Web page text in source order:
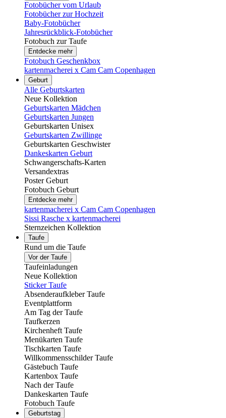
Fotobücher vom Urlaub
Fotobücher zur Hochzeit
Baby-Fotobücher
Jahresrückblick-Fotobücher
Fotobuch zur Taufe
Entdecke mehr
Fotobuch Geschenkbox
kartenmacherei x Cam Cam Copenhagen
Geburt
Alle Geburtskarten
Neue Kollektion
Geburtskarten Mädchen
Geburtskarten Jungen
Geburtskarten Unisex
Geburtskarten Zwillinge
Geburtskarten Geschwister
Dankeskarten Geburt
Schwangerschafts-Karten
Versandextras
Poster Geburt
Fotobuch Geburt
Entdecke mehr
kartenmacherei x Cam Cam Copenhagen
Sissi Rasche x kartenmacherei
Sternzeichen Kollektion
Taufe
Rund um die Taufe
Vor der Taufe
Taufeinladungen
Neue Kollektion
Sticker Taufe
Absenderaufkleber Taufe
Eventplattform
Am Tag der Taufe
Taufkerzen
Kirchenheft Taufe
Menükarten Taufe
Tischkarten Taufe
Willkommensschilder Taufe
Gästebuch Taufe
Kartenbox Taufe
Nach der Taufe
Dankeskarten Taufe
Fotobuch Taufe
Geburtstag